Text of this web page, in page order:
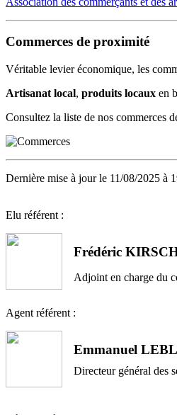
Commerces de proximité
Véritable levier économique, les
Artisanat local, produits locaux en
Consultez la liste de nos commerces
Dernière mise à jour le 11/08/2025 à
Elu référent :
Frédéric
Adjoint en charge du
Agent référent :
Emmanuel
Directeur général des